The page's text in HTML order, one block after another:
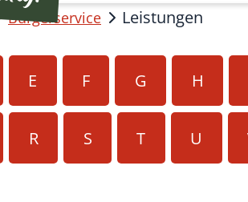
Bürgerservice
Leistungen
E F G H
R S T U